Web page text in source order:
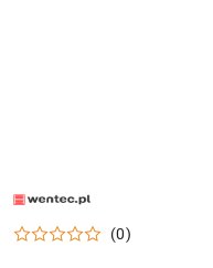
LOGO
WENTEC.PL
(0)